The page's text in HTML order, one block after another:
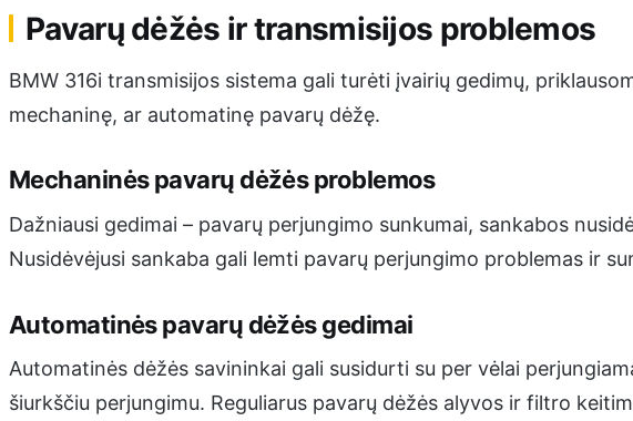
Pavarų dėžės ir transmisijos problemos
BMW 316i transmisijos sistema gali turėti įvairių gedimų,
mechaninę, ar automatinę pavarų dėžę.
Mechaninės pavarų dėžės problemos
Dažniausi gedimai – pavarų perjungimo sunkumai, sankabos
Nusidėvėjusi sankaba gali lemti pavarų perjungimo problemas ir
Automatinės pavarų dėžės gedimai
Automatinės dėžės savininkai gali susidurti su per vėlai
šiurkščiu perjungimu. Reguliarus pavarų dėžės alyvos ir filtro